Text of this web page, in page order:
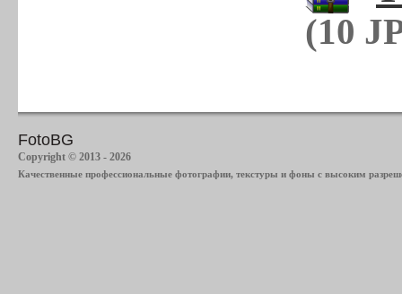
(10
FotoBG
Copyright © 2013 - 2026
Качественные профессиональные фотографии, текстуры и фоны с высоким